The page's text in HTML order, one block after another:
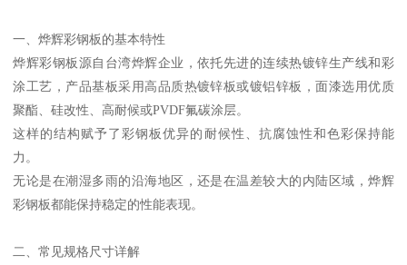
一、烨辉彩钢板的基本特性
烨辉彩钢板源自台湾烨辉企业，依托先进的连续热镀锌生产线和彩
涂工艺，产品基板采用高品质热镀锌板或镀铝锌板，面漆选用优质
聚酯、硅改性、高耐候或PVDF氟碳涂层。
这样的结构赋予了彩钢板优异的耐候性、抗腐蚀性和色彩保持能
力。
无论是在潮湿多雨的沿海地区，还是在温差较大的内陆区域，烨辉
彩钢板都能保持稳定的性能表现。
二、常见规格尺寸详解